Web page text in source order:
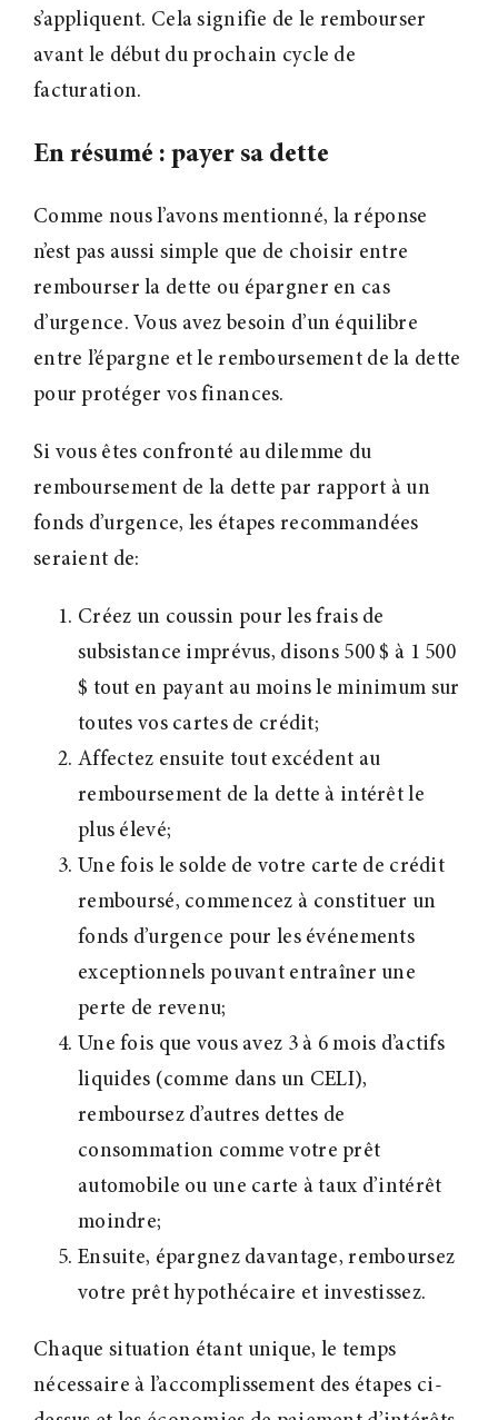
s’appliquent. Cela signifie de le rembourser
avant le début du prochain cycle de
facturation.
En résumé : payer sa dette
Comme nous l’avons mentionné, la réponse
n’est pas aussi simple que de choisir entre
rembourser la dette ou épargner en cas
d’urgence. Vous avez besoin d’un équilibre
entre l’épargne et le remboursement de la dette
pour protéger vos finances.
Si vous êtes confronté au dilemme du
remboursement de la dette par rapport à un
fonds d’urgence, les étapes recommandées
seraient de:
Créez un coussin pour les frais de
subsistance imprévus, disons 500 $ à 1 500
$ tout en payant au moins le minimum sur
toutes vos cartes de crédit;
Affectez ensuite tout excédent au
remboursement de la dette à intérêt le
plus élevé;
Une fois le solde de votre carte de crédit
remboursé, commencez à constituer un
fonds d’urgence pour les événements
exceptionnels pouvant entraîner une
perte de revenu;
Une fois que vous avez 3 à 6 mois d’actifs
liquides (comme dans un CELI),
remboursez d’autres dettes de
consommation comme votre prêt
automobile ou une carte à taux d’intérêt
moindre;
Ensuite, épargnez davantage, remboursez
votre prêt hypothécaire et investissez.
Chaque situation étant unique, le temps
nécessaire à l’accomplissement des étapes ci-